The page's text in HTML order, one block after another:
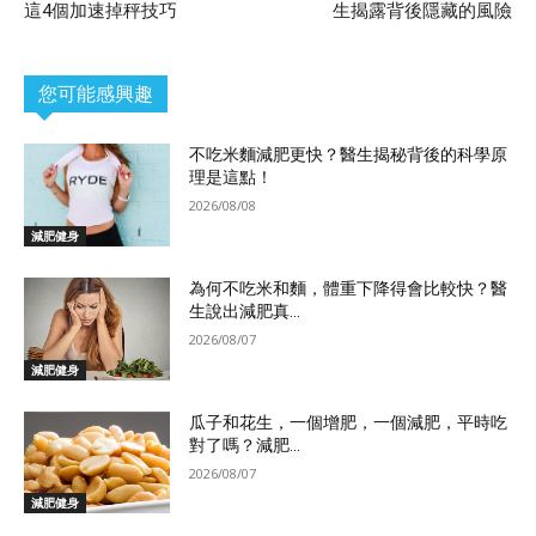
這4個加速掉秤技巧 生揭露背後隱藏的風險
您可能感興趣
減肥健身
不吃米麵減肥更快？醫生揭秘背後的科學原
理是這點！
2026/08/08
減肥健身
為何不吃米和麵，體重下降得會比較快？醫
生說出減肥真...
2026/08/07
減肥健身
瓜子和花生，一個增肥，一個減肥，平時吃
對了嗎？減肥...
2026/08/07